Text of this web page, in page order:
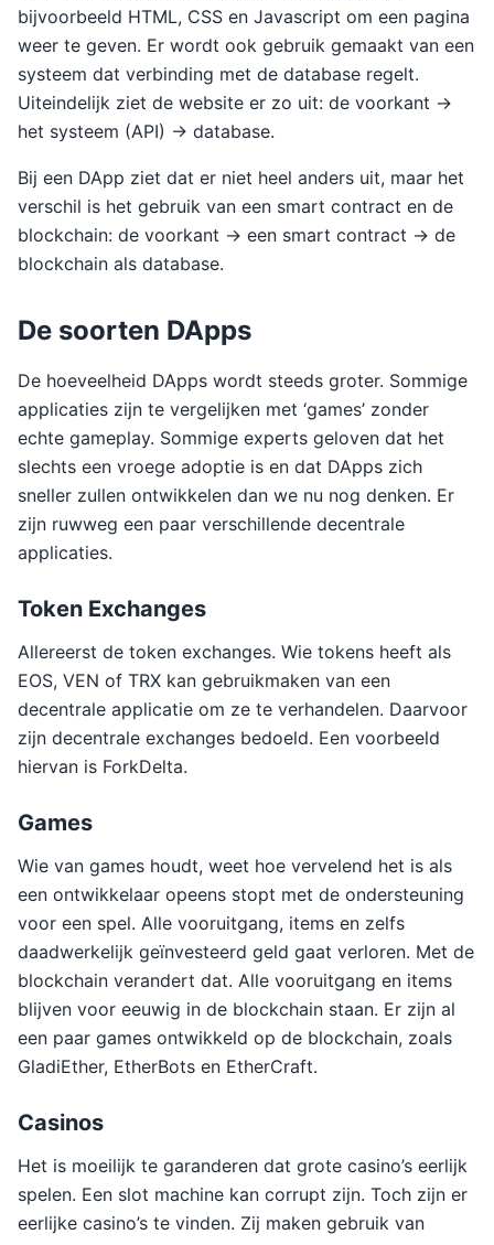
bijvoorbeeld HTML, CSS en Javascript om een pagina
weer te geven. Er wordt ook gebruik gemaakt van een
systeem dat verbinding met de database regelt.
Uiteindelijk ziet de website er zo uit: de voorkant ->
het systeem (API) -> database.
Bij een DApp ziet dat er niet heel anders uit, maar het
verschil is het gebruik van een smart contract en de
blockchain: de voorkant -> een smart contract -> de
blockchain als database.
De soorten DApps
De hoeveelheid DApps wordt steeds groter. Sommige
applicaties zijn te vergelijken met ‘games’ zonder
echte gameplay. Sommige experts geloven dat het
slechts een vroege adoptie is en dat DApps zich
sneller zullen ontwikkelen dan we nu nog denken. Er
zijn ruwweg een paar verschillende decentrale
applicaties.
Token Exchanges
Allereerst de token exchanges. Wie tokens heeft als
EOS, VEN of TRX kan gebruikmaken van een
decentrale applicatie om ze te verhandelen. Daarvoor
zijn decentrale exchanges bedoeld. Een voorbeeld
hiervan is ForkDelta.
Games
Wie van games houdt, weet hoe vervelend het is als
een ontwikkelaar opeens stopt met de ondersteuning
voor een spel. Alle vooruitgang, items en zelfs
daadwerkelijk geïnvesteerd geld gaat verloren. Met de
blockchain verandert dat. Alle vooruitgang en items
blijven voor eeuwig in de blockchain staan. Er zijn al
een paar games ontwikkeld op de blockchain, zoals
GladiEther, EtherBots en EtherCraft.
Casinos
Het is moeilijk te garanderen dat grote casino’s eerlijk
spelen. Een slot machine kan corrupt zijn. Toch zijn er
eerlijke casino’s te vinden. Zij maken gebruik van